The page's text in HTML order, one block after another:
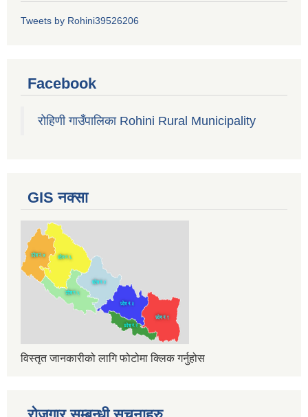
Tweets by Rohini39526206
Facebook
रोहिणी गाउँपालिका Rohini Rural Municipality
GIS नक्सा
विस्तृत जानकारीको लागि फोटोमा क्लिक गर्नुहोस